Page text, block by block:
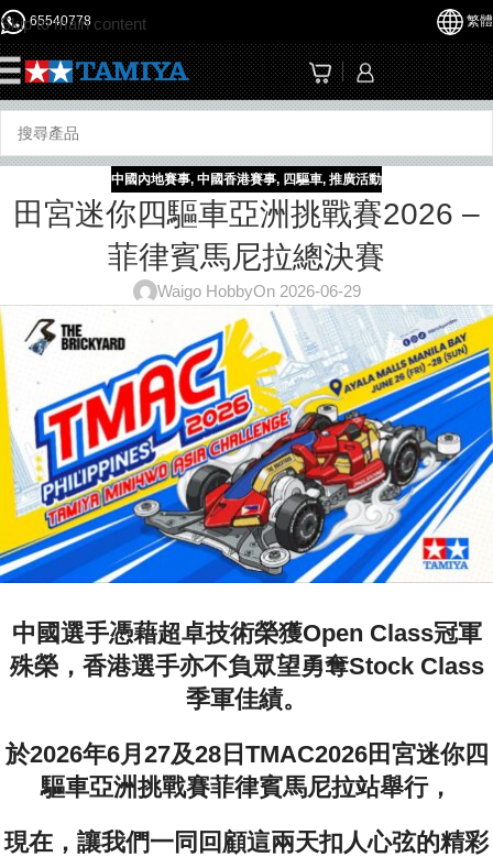
Skip to main content
65540778 繁體
中國內地賽事, 中國香港賽事, 四驅車, 推廣活動
田宮迷你四驅車亞洲挑戰賽2026 –
菲律賓馬尼拉總決賽
Waigo HobbyOn 2026-06-29
中國選手憑藉超卓技術榮獲Open Class冠軍
殊榮，香港選手亦不負眾望勇奪Stock Class
季軍佳績。
於2026年6月27及28日TMAC2026田宮迷你四
驅車亞洲挑戰賽菲律賓馬尼拉站舉行，
現在，讓我們一同回顧這兩天扣人心弦的精彩